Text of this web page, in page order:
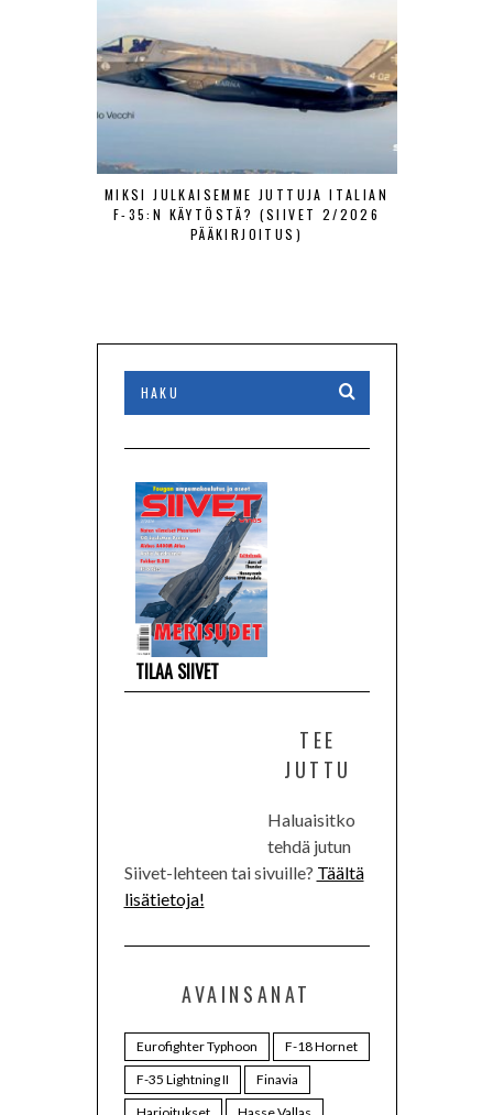
MIKSI JULKAISEMME JUTTUJA ITALIAN
F-35:N KÄYTÖSTÄ? (SIIVET 2/2026
PÄÄKIRJOITUS)
TILAA SIIVET
TEE
JUTTU
Haluaisitko
tehdä jutun
Siivet-lehteen tai sivuille? Täältä
lisätietoja!
AVAINSANAT
Eurofighter Typhoon
F-18 Hornet
F-35 Lightning II
Finavia